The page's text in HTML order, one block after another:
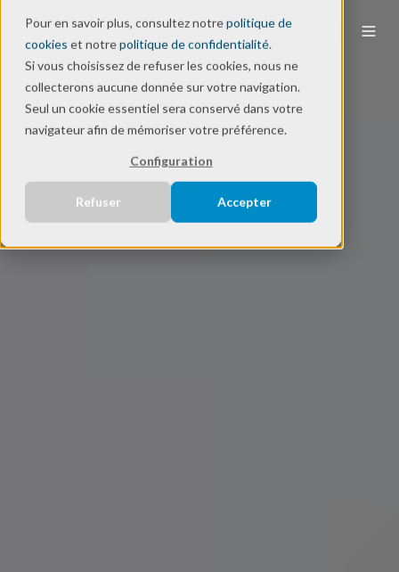
Pour en savoir plus, consultez notrepolitique de
cookies et notrepolitique de confidentialité.
Si vous choisissez de refuser les cookies, nous ne
collecterons aucune donnée sur votre navigation.
Seul un cookie essentiel sera conservé dans votre
navigateur afin de mémoriser votre préférence.
Configuration
Refuser Accepter
FR